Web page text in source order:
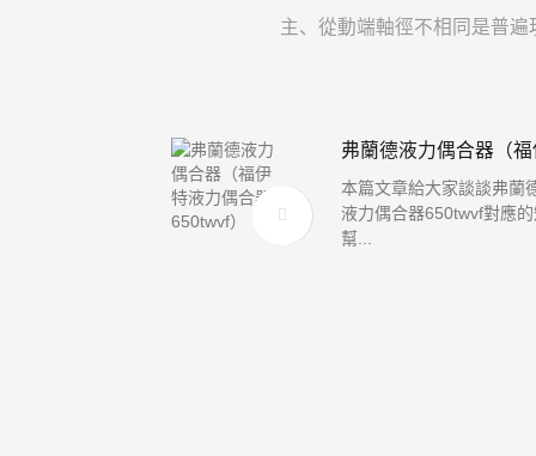
主、從動端軸徑不相同是普
弗蘭德液力偶合器（
本篇文章給大家談談弗蘭
液力偶合器650twvf對應
幫...